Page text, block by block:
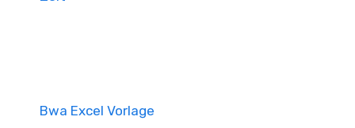
Bwa Excel Vorlage